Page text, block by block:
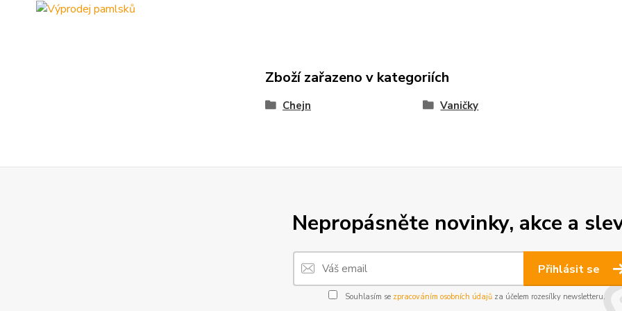
Zboží zařazeno v kategoriích
Chejn Vaničky
Nepropásněte novinky, akce a
Přihlásit se
Souhlasím se zpracováním osobních údajůza účelem rozesílky newsletteru.